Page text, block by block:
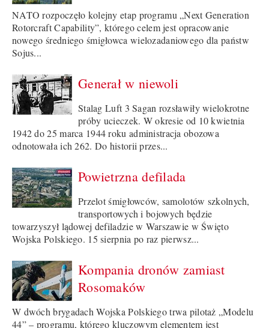
NATO rozpoczęło kolejny etap programu „Next Generation
Rotorcraft Capability”, którego celem jest opracowanie
nowego średniego śmigłowca wielozadaniowego dla państw
Sojus...
Generał w niewoli
Stalag Luft 3 Sagan rozsławiły wielokrotne
próby ucieczek. W okresie od 10 kwietnia
1942 do 25 marca 1944 roku administracja obozowa
odnotowała ich 262. Do historii przes...
Powietrzna defilada
Przelot śmigłowców, samolotów szkolnych,
transportowych i bojowych będzie
towarzyszył lądowej defiladzie w Warszawie w Święto
Wojska Polskiego. 15 sierpnia po raz pierwsz...
Kompania dronów zamiast
Rosomaków
W dwóch brygadach Wojska Polskiego trwa pilotaż „Modelu
44” – programu, którego kluczowym elementem jest